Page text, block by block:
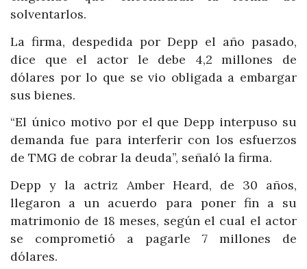
solventarlos.
La firma, despedida por Depp el año pasado,
dice que el actor le debe 4,2 millones de
dólares por lo que se vio obligada a embargar
sus bienes.
“El único motivo por el que Depp interpuso su
demanda fue para interferir con los esfuerzos
de TMG de cobrar la deuda”, señaló la firma.
Depp y la actriz Amber Heard, de 30 años,
llegaron a un acuerdo para poner fin a su
matrimonio de 18 meses, según el cual el actor
se comprometió a pagarle 7 millones de
dólares.